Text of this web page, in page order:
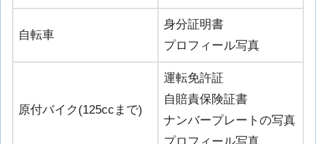
自転車
身分証明書
プロフィール写真
原付バイク(125ccまで)
運転免許証
自賠責保険証書
ナンバープレートの写真